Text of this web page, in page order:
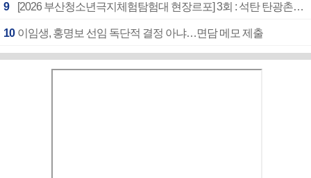
9 [2026 부산청소년극지체험탐험대 현장르포] 3회 : 석탄 탄광촌에서 북극 연구의 중심지로
10 이임생, 홍명보 선임 독단적 결정 아냐…면담 메모 제출